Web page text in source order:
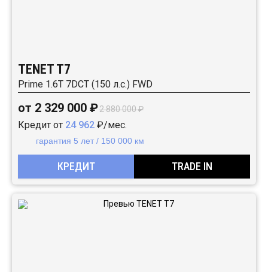
TENET T7
Prime 1.6T 7DCT (150 л.с.) FWD
от 2 329 000 ₽2 880 000 ₽
Кредит от 24 962 ₽/мес.
гарантия 5 лет / 150 000 км
КРЕДИТ TRADE IN